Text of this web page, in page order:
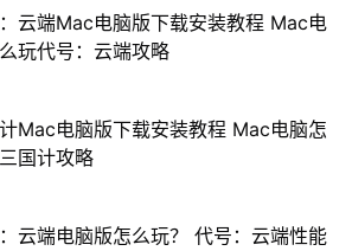
云端Mac电脑版下载安装教程 Mac电
玩代号：云端攻略
Mac电脑版下载安装教程 Mac电脑怎
国计攻略
云端电脑版怎么玩？ 代号：云端性能